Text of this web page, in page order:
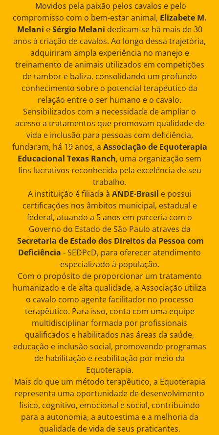
Movidos pela paixão pelos cavalos e pelo
compromisso com o bem-estar animal, Elizabete M.
Melani eSérgio Melani dedicam-se há mais de 30
anos à criação de cavalos. Ao longo dessa trajetória,
adquiriram ampla experiência no manejo e
treinamento de animais utilizados em competições
de tambor e baliza, consolidando um profundo
conhecimento sobre o potencial terapêutico da
relação entre o ser humano e o cavalo.
Sensibilizados com a necessidade de ampliar o
acesso a tratamentos que promovam qualidade de
vida e inclusão para pessoas com deficiência,
fundaram, há 19 anos, a Associação de Equoterapia
Educacional Texas Ranch, uma organização sem
fins lucrativos reconhecida pela excelência de seu
trabalho.
A instituição é filiada à ANDE-Brasil e possui
certificações nos âmbitos municipal, estadual e
federal, atuando a 5 anos em parceria com o
Governo do Estado de São Paulo atraves da
Secretaria de Estado dos Direitos da Pessoa com
Deficiência - SEDPcD, para oferecer atendimento
especializado à população.
Com o propósito de proporcionar um tratamento
humanizado e de alta qualidade, a Associação utiliza
o cavalo como agente facilitador no processo
terapêutico. Para isso, conta com uma equipe
multidisciplinar formada por profissionais
qualificados e habilitados nas áreas da saúde,
educação e inclusão social, promovendo programas
de habilitação e reabilitação por meio da
Equoterapia.
Mais do que um método terapêutico, a Equoterapia
representa uma oportunidade de desenvolvimento
físico, cognitivo, emocional e social, contribuindo
para a autonomia, a autoestima e a melhoria da
qualidade de vida de seus praticantes.